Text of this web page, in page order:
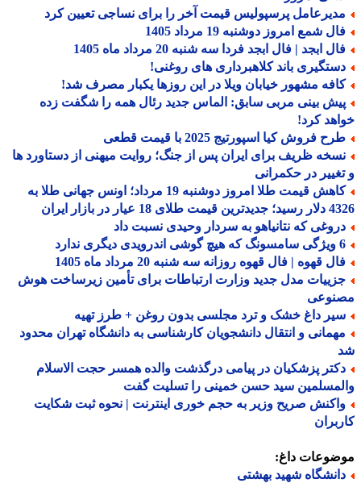
پرسپولیس قیمت آخر را برای نساجی تعیین کرد
شمع امروز دوشنبه 19 مرداد 1405
ابجد | فال ابجد فردا سه شنبه 20 مرداد ماه 1405
باند کلاهبرداری های روغنی!
مشهور خیابان ویلا در این روزها یکبار مصرف شد!
بینی مربی سابق: الماس جدید رئال همه را شگفت زده
کرد!
فروش کیا اسپورتیج 2025 با قیمت قطعی
ظریف برای ایران پس از جنگ؛ روایت میهنی از دستاورد ها
در حکمرانی
کاهش قیمت طلا امروز دوشنبه 19 مرداد؛ اونس جهانی طلا به
18 عیار در بازار ایران
که نتانیاهو به سردار وحیدی نسبت داد
قهوه | فال قهوه روزانه سه شنبه 20 مرداد ماه 1405
مدل جدید وزارت ارتباطات برای تأمین زیرساخت هوش
داغ خشک و ترد مجلسی بدون روغن + طرز تهیه
و انتقال دانشجویان کارشناسی به دانشگاه تهران محدود
پزشکیان در پیامی درگذشت والده همسر حجت الاسلام
سید حسن خمینی را تسلیت گفت
صریح وزیر به حجم خوری اینترنت | نحوه ثبت شکایت
داغ:
شهید بهشتی